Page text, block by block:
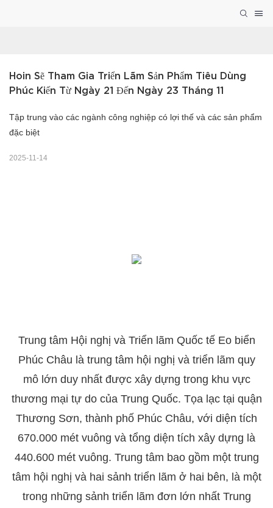
Hoin Sẽ Tham Gia Triển Lãm Sản Phẩm Tiêu Dùng
Phúc Kiến Từ Ngày 21 Đến Ngày 23 Tháng 11
Tập trung vào các ngành công nghiệp có lợi thế và các sản phẩm
đặc biệt
2025-11-14
Trung tâm Hội nghị và Triển lãm Quốc tế Eo biển
Phúc Châu là trung tâm hội nghị và triển lãm quy
mô lớn duy nhất được xây dựng trong khu vực
thương mại tự do của Trung Quốc. Tọa lạc tại quận
Thương Sơn, thành phố Phúc Châu, với diện tích
670.000 mét vuông và tổng diện tích xây dựng là
440.600 mét vuông. Trung tâm bao gồm một trung
tâm hội nghị và hai sảnh triển lãm ở hai bên, là một
trong những sảnh triển lãm đơn lớn nhất Trung